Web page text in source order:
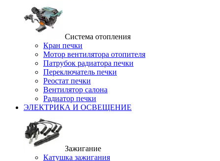
Система отопления
Кран печки
Мотор вентилятора отопителя
Патрубок радиатора печки
Переключатель печки
Реостат печки
Вентилятор салона
Радиатор печки
ЭЛЕКТРИКА И ОСВЕЩЕНИЕ
Зажигание
Катушка зажигания